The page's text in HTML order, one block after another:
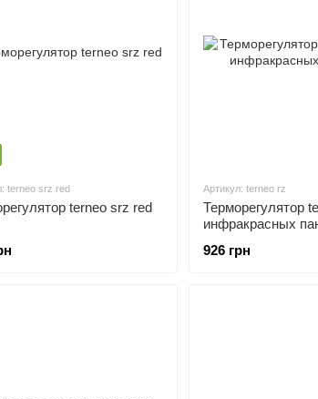
terneo srz red
terneo srz red
Артикул: terneo rz
Терморегулятор
инфракрасных
926 грн